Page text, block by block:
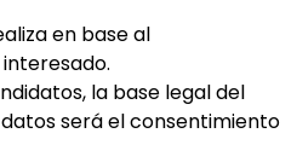
en base al
la base legal del
será el consentimiento